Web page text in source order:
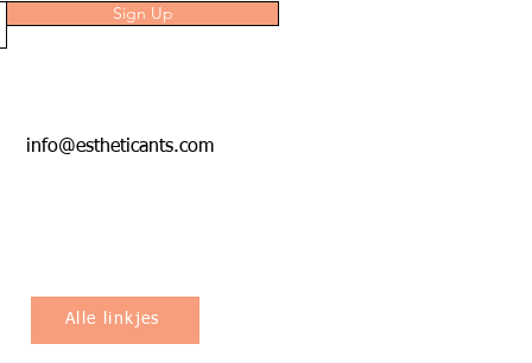
Sign Up
info@estheticants.com
Alle linkjes